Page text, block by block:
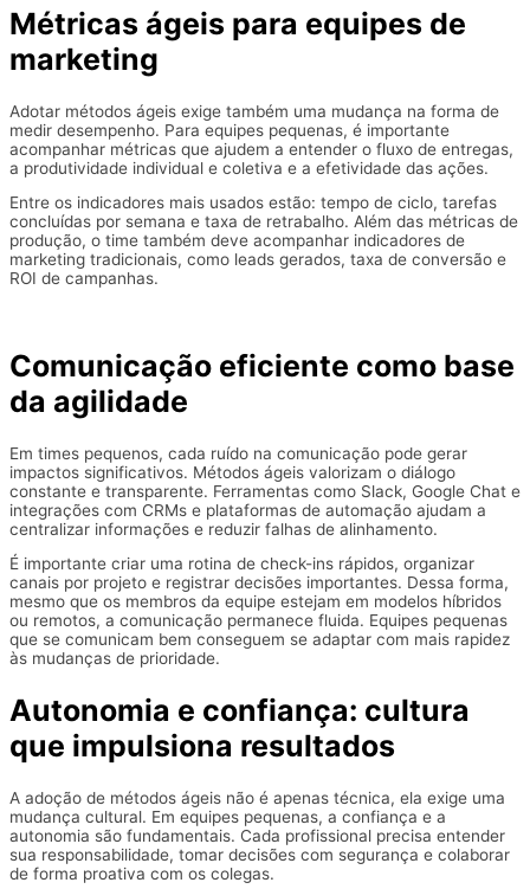
Métricas ágeis para equipes de
marketing
Adotar métodos ágeis exige também uma mudança na forma de
medir desempenho. Para equipes pequenas, é importante
acompanhar métricas que ajudem a entender o fluxo de entregas,
a produtividade individual e coletiva e a efetividade das ações.
Entre os indicadores mais usados estão: tempo de ciclo, tarefas
concluídas por semana e taxa de retrabalho. Além das métricas de
produção, o time também deve acompanhar indicadores de
marketing tradicionais, como leads gerados, taxa de conversão e
ROI de campanhas.
Comunicação eficiente como base
da agilidade
Em times pequenos, cada ruído na comunicação pode gerar
impactos significativos. Métodos ágeis valorizam o diálogo
constante e transparente. Ferramentas como Slack, Google Chat e
integrações com CRMs e plataformas de automação ajudam a
centralizar informações e reduzir falhas de alinhamento.
É importante criar uma rotina de check-ins rápidos, organizar
canais por projeto e registrar decisões importantes. Dessa forma,
mesmo que os membros da equipe estejam em modelos híbridos
ou remotos, a comunicação permanece fluida. Equipes pequenas
que se comunicam bem conseguem se adaptar com mais rapidez
às mudanças de prioridade.
Autonomia e confiança: cultura
que impulsiona resultados
A adoção de métodos ágeis não é apenas técnica, ela exige uma
mudança cultural. Em equipes pequenas, a confiança e a
autonomia são fundamentais. Cada profissional precisa entender
sua responsabilidade, tomar decisões com segurança e colaborar
de forma proativa com os colegas.